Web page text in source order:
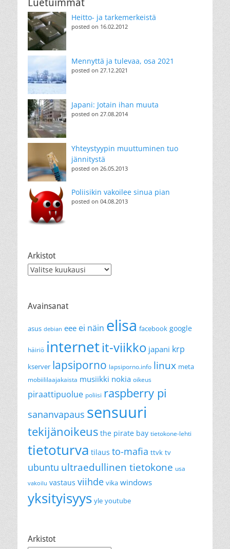
Heitto- ja tarkemerkeistä
posted on 16.02.2012
Mennyttä ja tulevaa, osa 2021
posted on 27.12.2021
Japani: Jotain ihan muuta
posted on 27.08.2014
Yhteystyypin muuttuminen tuo
jännitystä
posted on 26.05.2013
Poliisikin vakoilee sinua pian
posted on 04.08.2013
Arkistot
Arkistot
Avainsanat
asus debian eee ei näin elisa facebook google
häiriö internetit-viikko japani krp
kserver lapsiporno lapsiporno.info linux meta
mobiililaajakaista musiikki nokia oikeus
piraattipuolue poliisi raspberry pi
sananvapaus sensuuri
tekijänoikeus the pirate bay tietokone-lehti
tietoturva tilaus to-mafia ttvk tv
ubuntu ultraedullinen tietokone usa
vakoilu vastaus viihde vika windows
yksityisyys yle youtube
Arkistot